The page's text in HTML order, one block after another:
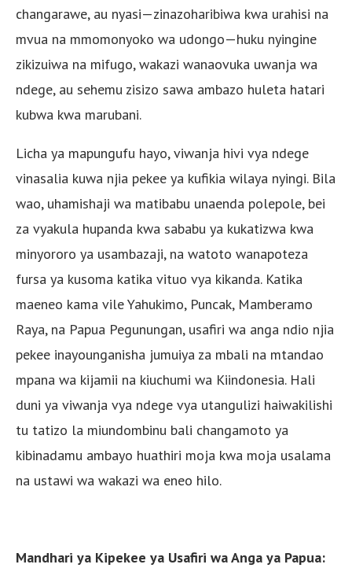
changarawe, au nyasi—zinazoharibiwa kwa urahisi na
mvua na mmomonyoko wa udongo—huku nyingine
zikizuiwa na mifugo, wakazi wanaovuka uwanja wa
ndege, au sehemu zisizo sawa ambazo huleta hatari
kubwa kwa marubani.
Licha ya mapungufu hayo, viwanja hivi vya ndege
vinasalia kuwa njia pekee ya kufikia wilaya nyingi. Bila
wao, uhamishaji wa matibabu unaenda polepole, bei
za vyakula hupanda kwa sababu ya kukatizwa kwa
minyororo ya usambazaji, na watoto wanapoteza
fursa ya kusoma katika vituo vya kikanda. Katika
maeneo kama vile Yahukimo, Puncak, Mamberamo
Raya, na Papua Pegunungan, usafiri wa anga ndio njia
pekee inayounganisha jumuiya za mbali na mtandao
mpana wa kijamii na kiuchumi wa Kiindonesia. Hali
duni ya viwanja vya ndege vya utangulizi haiwakilishi
tu tatizo la miundombinu bali changamoto ya
kibinadamu ambayo huathiri moja kwa moja usalama
na ustawi wa wakazi wa eneo hilo.
Mandhari ya Kipekee ya Usafiri wa Anga ya Papua: